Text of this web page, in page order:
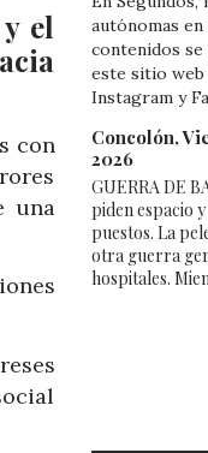
el
con
una
autónomas en
contenidos
este sitio web
Instagram y
Concolón,
2026
GUERRA DE
piden espacio
puestos. La
otra guerra
hospitales.